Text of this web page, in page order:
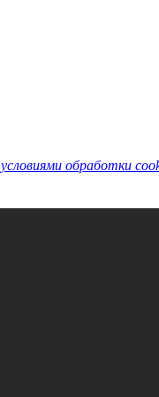
условиями обработки